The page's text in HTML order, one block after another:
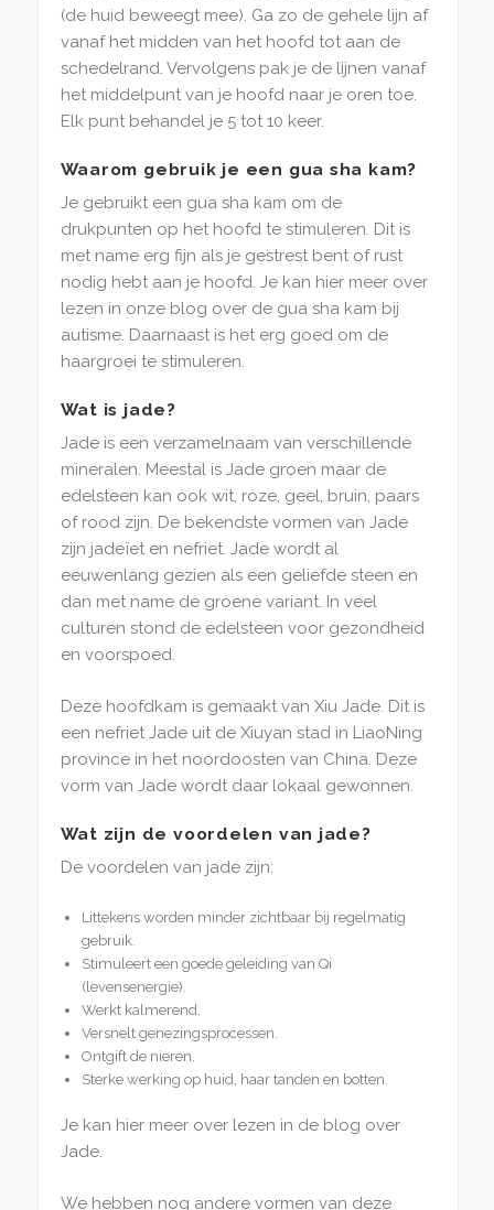
(de huid beweegt mee). Ga zo de gehele lijn af
vanaf het midden van het hoofd tot aan de
schedelrand. Vervolgens pak je de lijnen vanaf
het middelpunt van je hoofd naar je oren toe.
Elk punt behandel je 5 tot 10 keer.
Waarom gebruik je een gua sha kam?
Je gebruikt een gua sha kam om de
drukpunten op het hoofd te stimuleren. Dit is
met name erg fijn als je gestrest bent of rust
nodig hebt aan je hoofd. Je kan hier meer over
lezen in onze blog over de gua sha kam bij
autisme. Daarnaast is het erg goed om de
haargroei te stimuleren.
Wat is jade?
Jade is een verzamelnaam van verschillende
mineralen. Meestal is Jade groen maar de
edelsteen kan ook wit, roze, geel, bruin, paars
of rood zijn. De bekendste vormen van Jade
zijn jadeïet en nefriet. Jade wordt al
eeuwenlang gezien als een geliefde steen en
dan met name de groene variant. In veel
culturen stond de edelsteen voor gezondheid
en voorspoed.
Deze hoofdkam is gemaakt van Xiu Jade. Dit is
een nefriet Jade uit de Xiuyan stad in LiaoNing
province in het noordoosten van China. Deze
vorm van Jade wordt daar lokaal gewonnen.
Wat zijn de voordelen van jade?
De voordelen van jade zijn:
Littekens worden minder zichtbaar bij regelmatig
gebruik.
Stimuleert een goede geleiding van Qi
(levensenergie).
Werkt kalmerend.
Versnelt genezingsprocessen.
Ontgift de nieren.
Sterke werking op huid, haar tanden en botten.
Je kan hier meer over lezen in de blog over
Jade.
We hebben nog andere vormen van deze